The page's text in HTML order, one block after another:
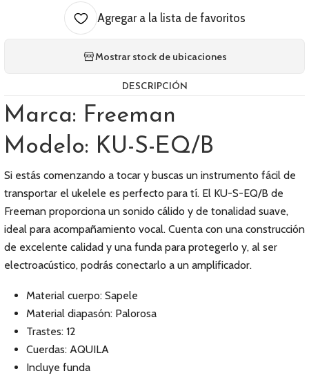
Agregar a la lista de favoritos
Mostrar stock de ubicaciones
DESCRIPCIÓN
Marca: Freeman
Modelo: KU-S-EQ/B
Si estás comenzando a tocar y buscas un instrumento fácil de
transportar el ukelele es perfecto para tí. El KU-S-EQ/B de
Freeman proporciona un sonido cálido y de tonalidad suave,
ideal para acompañamiento vocal. Cuenta con una construcción
de excelente calidad y una funda para protegerlo y, al ser
electroacústico, podrás conectarlo a un amplificador.
Material cuerpo: Sapele
Material diapasón: Palorosa
Trastes: 12
Cuerdas: AQUILA
Incluye funda